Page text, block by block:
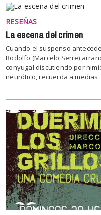
RESEÑAS
La escena del crimen
Cuando el suspenso
Rodolfo (Marcelo Serre)
conyugal discutiendo por
neurótico, recuerda a medias